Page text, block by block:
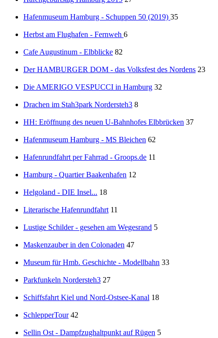
Hafenmuseum Hamburg - Schuppen 50 (2019) 35
Herbst am Flughafen - Fernweh 6
Cafe Augustinum - Elbblicke 82
Der HAMBURGER DOM - das Volksfest des Nordens 23
Die AMERIGO VESPUCCI in Hamburg 32
Drachen im Stah3park Nordersteh3 8
HH: Eröffnung des neuen U-Bahnhofes Elbbrücken 37
Hafenmuseum Hamburg - MS Bleichen 62
Hafenrundfahrt per Fahrrad - Groops.de 11
Hamburg - Quartier Baakenhafen 12
Helgoland - DIE Insel... 18
Literarische Hafenrundfahrt 11
Lustige Schilder - gesehen am Wegesrand 5
Maskenzauber in den Colonaden 47
Museum für Hmb. Geschichte - Modellbahn 33
Parkfunkeln Nordersteh3 27
Schiffsfahrt Kiel und Nord-Ostsee-Kanal 18
SchlepperTour 42
Sellin Ost - Dampfzughaltpunkt auf Rügen 5